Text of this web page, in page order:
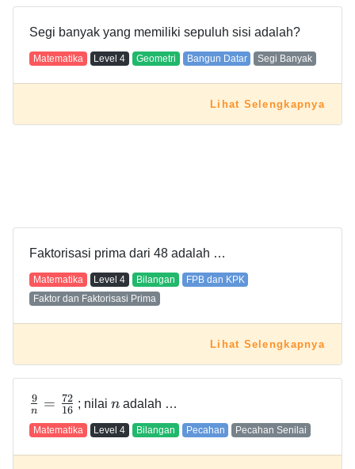
Segi banyak yang memiliki sepuluh sisi adalah?
Matematika Level 4 Geometri Bangun Datar Segi Banyak
Lihat Selengkapnya
Faktorisasi prima dari 48 adalah …
Matematika Level 4 Bilangan
FPB dan KPK
Faktor dan Faktorisasi Prima
Lihat Selengkapnya
n
9 = 16
72 ; nilai n adalah …
Matematika Level 4 Bilangan Pecahan Pecahan Senilai